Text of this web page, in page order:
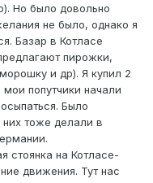
Но было довольно
не было, однако я
Базар в Котласе
пирожки,
и др). Я купил 2
попутчики начали
Было
них тоже делали в
стоянка на Котласе-
движения. Тут нас